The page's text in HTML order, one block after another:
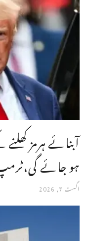
آبنائے ہرمز
ہو جائے
اگست 7, 2026